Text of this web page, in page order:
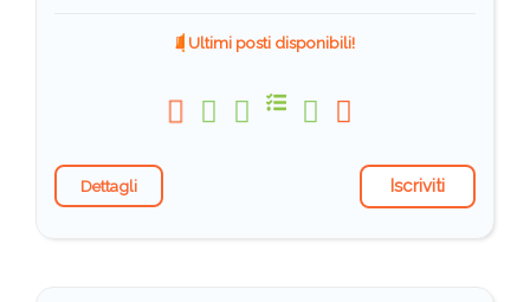
Ultimi posti disponibili!
Dettagli Iscriviti